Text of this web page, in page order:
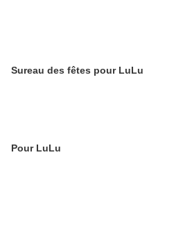
Sureau des fêtes pour LuLu
Pour LuLu